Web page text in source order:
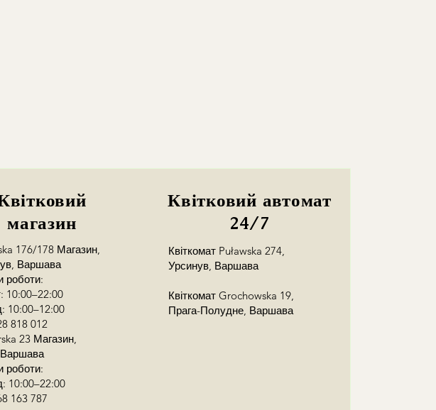
магазин
176/178 Магазин,
Варшава
роботи:
10:00–22:00
10:00–12:00
818 012
23 Магазин,
роботи:
10:00–22:00
163 787
Квітковий автомат
24/7
Квіткомат Puławska 274,
Урсинув, Варшава
Квіткомат Grochowska 19,
Прага-Полудне, Варшава